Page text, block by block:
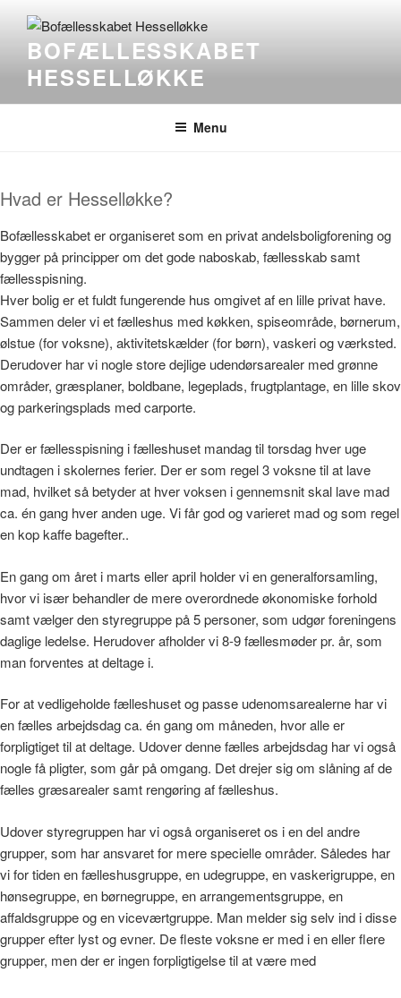
contentBOFÆLLESSKABET
HESSELLØKKE
Menu
Hvad er Hesselløkke?
Bofællesskabet er organiseret som en privat andelsboligforening og
bygger på principper om det gode naboskab, fællesskab samt
fællesspisning.
Hver bolig er et fuldt fungerende hus omgivet af en lille privat have.
Sammen deler vi et fælleshus med køkken, spiseområde, børnerum,
ølstue (for voksne), aktivitetskælder (for børn), vaskeri og værksted.
Derudover har vi nogle store dejlige udendørsarealer med grønne
områder, græsplaner, boldbane, legeplads, frugtplantage, en lille skov
og parkeringsplads med carporte.
Der er fællesspisning i fælleshuset mandag til torsdag hver uge
undtagen i skolernes ferier. Der er som regel 3 voksne til at lave
mad, hvilket så betyder at hver voksen i gennemsnit skal lave mad
ca. én gang hver anden uge. Vi får god og varieret mad og som regel
en kop kaffe bagefter..
En gang om året i marts eller april holder vi en generalforsamling,
hvor vi især behandler de mere overordnede økonomiske forhold
samt vælger den styregruppe på 5 personer, som udgør foreningens
daglige ledelse. Herudover afholder vi 8-9 fællesmøder pr. år, som
man forventes at deltage i.
For at vedligeholde fælleshuset og passe udenomsarealerne har vi
en fælles arbejdsdag ca. én gang om måneden, hvor alle er
forpligtiget til at deltage. Udover denne fælles arbejdsdag har vi også
nogle få pligter, som går på omgang. Det drejer sig om slåning af de
fælles græsarealer samt rengøring af fælleshus.
Udover styregruppen har vi også organiseret os i en del andre
grupper, som har ansvaret for mere specielle områder. Således har
vi for tiden en fælleshusgruppe, en udegruppe, en vaskerigruppe, en
hønsegruppe, en børnegruppe, en arrangementsgruppe, en
affaldsgruppe og en viceværtgruppe. Man melder sig selv ind i disse
grupper efter lyst og evner. De fleste voksne er med i en eller flere
grupper, men der er ingen forpligtigelse til at være med